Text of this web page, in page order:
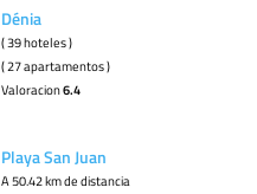
Dénia
( 39 hoteles )
( 27 apartamentos )
Valoracion6.4
Playa San Juan
A 50.42 km de distancia